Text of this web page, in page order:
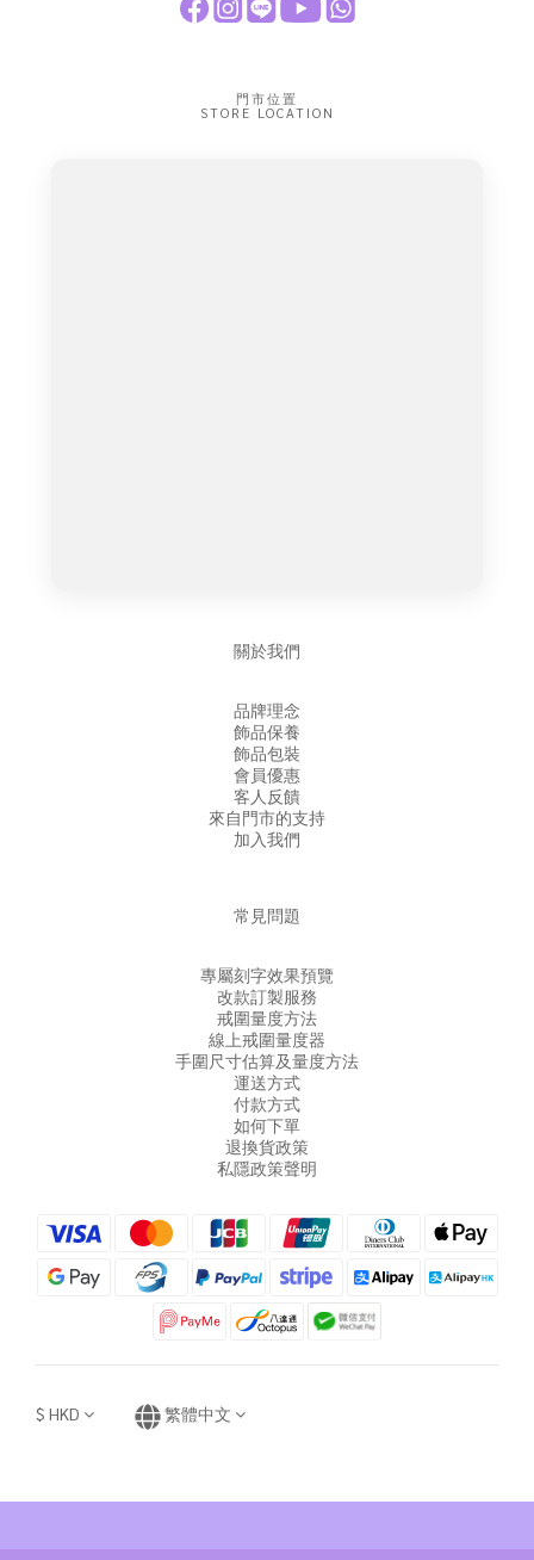
門市位置
STORE LOCATION
關於我們
品牌理念
飾品保養
飾品包裝
會員優惠
客人反饋
來自門市的支持
加入我們
常見問題
專屬刻字效果預覽
改款訂製服務
戒圍量度方法
線上戒圍量度器
手圍尺寸估算及量度方法
運送方式
付款方式
如何下單
退換貨政策
私隱政策聲明
$ HKD 繁體中文